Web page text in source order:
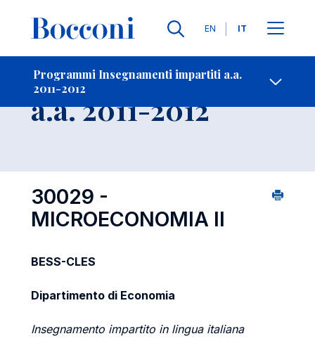
Lingue
EN IT
Programmi Insegnamenti impartiti a.a.
2011-2012
-
Insegnamento
a.a. 2011-2012
30029 -
MICROECONOMIA II
BESS-CLES
Dipartimento di Economia
Insegnamento impartito in lingua italiana